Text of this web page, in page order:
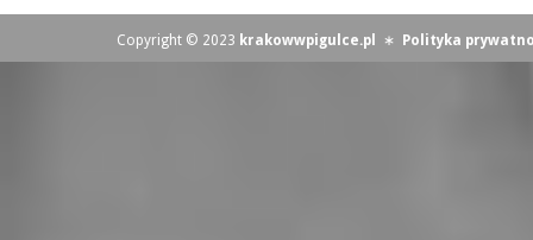
Copyright © 2023 krakowwpigulce.pl ∗ Polityka